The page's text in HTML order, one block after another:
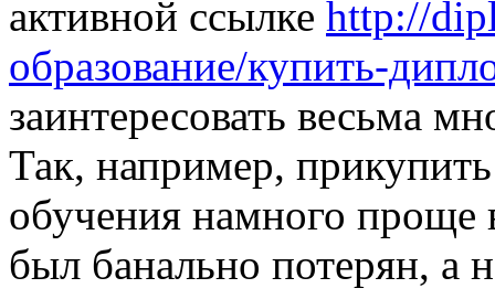
активной ссылке http://
образование/купить-
заинтересовать весьма
Так, например,
обучения намного проще
был банально потерян, а